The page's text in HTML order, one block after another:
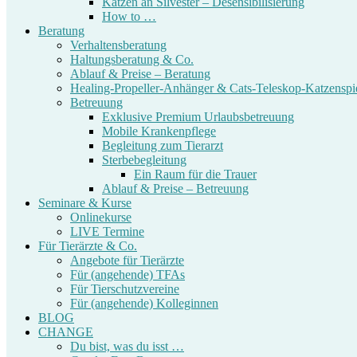
How to …
Beratung
Verhaltensberatung
Haltungsberatung & Co.
Ablauf & Preise – Beratung
Healing-Propeller-Anhänger & Cats-Teleskop-
Betreuung
Exklusive Premium Urlaubsbetreuung
Mobile Krankenpflege
Begleitung zum Tierarzt
Sterbebegleitung
Ein Raum für die Trauer
Ablauf & Preise – Betreuung
Seminare & Kurse
Onlinekurse
LIVE Termine
Für Tierärzte & Co.
Angebote für Tierärzte
Für (angehende) TFAs
Für Tierschutzvereine
Für (angehende) Kolleginnen
BLOG
CHANGE
Du bist, was du isst …